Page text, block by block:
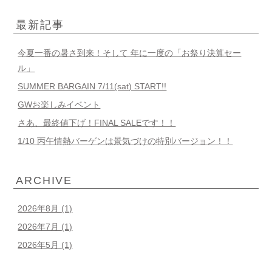
最新記事
今夏一番の暑さ到来！そして 年に一度の「お祭り決算セー
ル」
SUMMER BARGAIN 7/11(sat) START!!
GWお楽しみイベント
さあ、最終値下げ！FINAL SALEです！！
1/10 丙午情熱バーゲンは景気づけの特別バージョン！！
ARCHIVE
2026年8月 (1)
2026年7月 (1)
2026年5月 (1)